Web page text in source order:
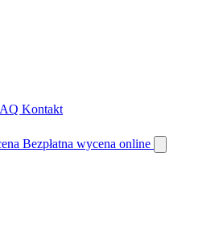
Kontakt
Bezpłatna wycena online